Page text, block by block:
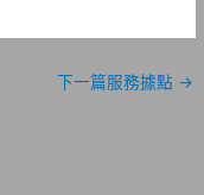
下一篇服務據點 →